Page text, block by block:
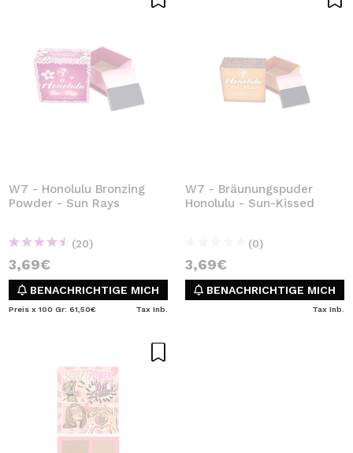
W7 - Honolulu Bronzing
Powder - Sun Rays
(20)
3,69€
BENACHRICHTIGE MICH
Preis x 100 Gr: 61,50€ Tax Inb.
W7 - Bräunungspuder
Honolulu - Sun-Kissed
(0)
3,69€
BENACHRICHTIGE MICH
Tax Inb.